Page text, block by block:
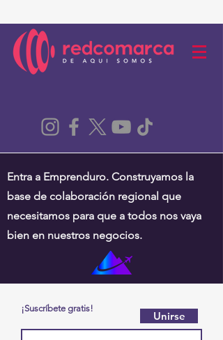
Entra a Emprenduro. Construyamos la
base de colaboración regional que
necesitamos para que a todos nos vaya
bien en nuestros negocios.
¡Suscríbete gratis!
Unirse